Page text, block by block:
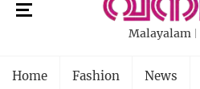
Malayalam
Home Fashion News